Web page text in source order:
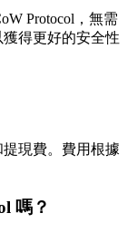
Protocol，無需
得更好的安全性
現費。費用根據
嗎？